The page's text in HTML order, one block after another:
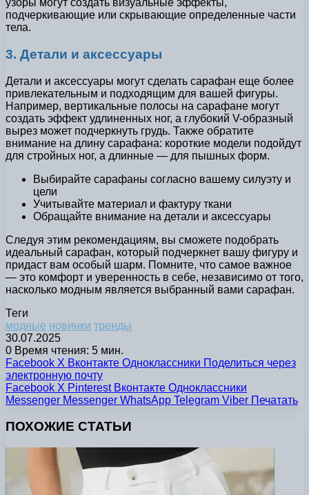
узоры могут создать визуальные эффекты,
подчеркивающие или скрывающие определенные части
тела.
3. Детали и аксессуары
Детали и аксессуары могут сделать сарафан еще более
привлекательным и подходящим для вашей фигуры.
Например, вертикальные полосы на сарафане могут
создать эффект удлиненных ног, а глубокий V-образный
вырез может подчеркнуть грудь. Также обратите
внимание на длину сарафана: короткие модели подойдут
для стройных ног, а длинные — для пышных форм.
Выбирайте сарафаны согласно вашему силуэту и
цели
Учитывайте материал и фактуру ткани
Обращайте внимание на детали и аксессуары
Следуя этим рекомендациям, вы сможете подобрать
идеальный сарафан, который подчеркнет вашу фигуру и
придаст вам особый шарм. Помните, что самое важное
— это комфорт и уверенность в себе, независимо от того,
насколько модным является выбранный вами сарафан.
Теги
модные новинки тренды
30.07.2025
0 Время чтения: 5 мин.
Facebook X Вконтакте Одноклассники Поделиться через
электронную почту
Facebook X Pinterest Вконтакте Одноклассники
Messenger Messenger WhatsApp Telegram Viber Печатать
ПОХОЖИЕ СТАТЬИ